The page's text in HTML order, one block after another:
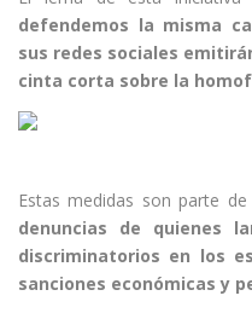
defendemos la misma
sus redes sociales
cinta corta sobre la
Estas medidas son parte
denuncias de quienes
discriminatorios en los
sanciones económicas y